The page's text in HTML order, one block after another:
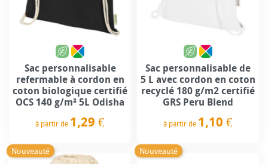
Sac personnalisable
refermable à cordon en
coton biologique certifié
OCS 140 g/m² 5L Odisha
à partir de 1,29 €
Sac personnalisable de
5 L avec cordon en coton
recyclé 180 g/m2 certifié
GRS Peru Blend
à partir de 1,10 €
Nouveauté Nouveauté